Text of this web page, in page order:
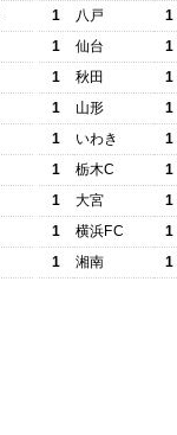
1
八戸
1
1
仙台
1
1
秋田
1
1
山形
1
1
いわき
1
1
栃木C
1
1
大宮
1
1
横浜FC
1
1
湘南 1